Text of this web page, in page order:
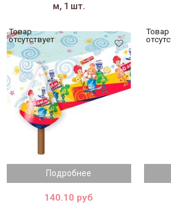
м, 1 шт.
Подробнее
Товар
отсутствует
140.10 руб
Товар